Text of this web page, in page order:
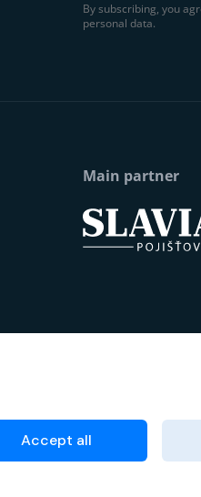
By subscribing, you
personal data.
Main partner
Accept all